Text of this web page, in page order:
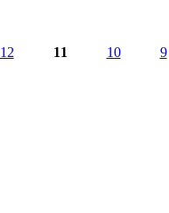
9
10
11
12